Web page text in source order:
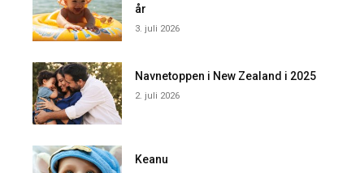
år
3. juli 2026
Navnetoppen i New Zealand i 2025
2. juli 2026
Keanu